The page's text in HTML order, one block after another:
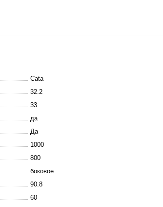
Cata
32.2
33
да
Да
1000
800
боковое
90.8
60